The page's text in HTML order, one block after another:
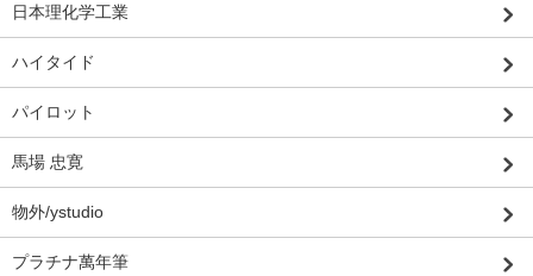
日本理化学工業
ハイタイド
パイロット
馬場 忠寛
物外/ystudio
プラチナ萬年筆